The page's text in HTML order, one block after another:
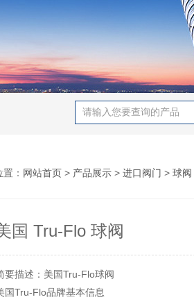
： 网站首页 > 产品展示 > 进口阀门 > 球阀
国 Tru-Flo 球阀
要描述：美国Tru-Flo球阀
国Tru-Flo品牌基本信息